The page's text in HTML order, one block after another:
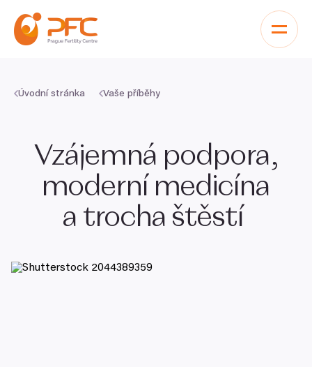
Úvodní stránka Vaše příběhy
Vzájemná podpora,
moderní medicína
a trocha štěstí